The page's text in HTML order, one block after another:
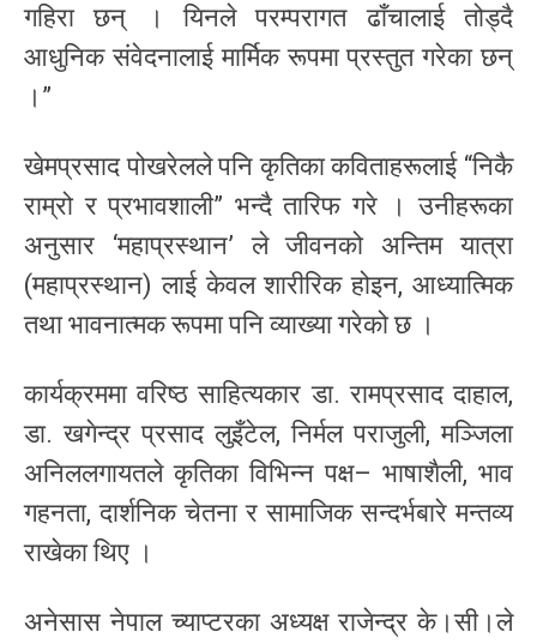
गहिरा छन् । यिनले परम्परागत ढाँचालाई तोड्दै
आधुनिक संवेदनालाई मार्मिक रूपमा प्रस्तुत गरेका छन्
।”
खेमप्रसाद पोखरेलले पनि कृतिका कविताहरूलाई “निकै
राम्रो र प्रभावशाली” भन्दै तारिफ गरे । उनीहरूका
अनुसार ‘महाप्रस्थान’ ले जीवनको अन्तिम यात्रा
(महाप्रस्थान) लाई केवल शारीरिक होइन, आध्यात्मिक
तथा भावनात्मक रूपमा पनि व्याख्या गरेको छ ।
कार्यक्रममा वरिष्ठ साहित्यकार डा. रामप्रसाद दाहाल,
डा. खगेन्द्र प्रसाद लुइँटेल, निर्मल पराजुली, मञ्जिला
अनिललगायतले कृतिका विभिन्न पक्ष– भाषाशैली, भाव
गहनता, दार्शनिक चेतना र सामाजिक सन्दर्भबारे मन्तव्य
राखेका थिए ।
अनेसास नेपाल च्याप्टरका अध्यक्ष राजेन्द्र के।सी।ले